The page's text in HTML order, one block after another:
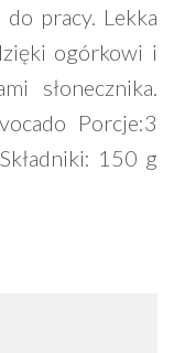
pracy. Lekka
ogórkowi i
słonecznika.
Porcje:3
150 g